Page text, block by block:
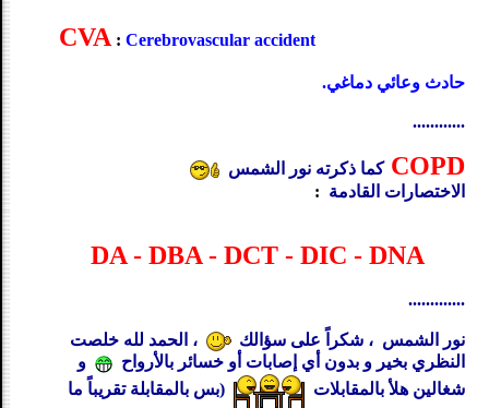
CVA : Cerebrovascular accident
حادث وعائي دماغي.
............
COPD كما ذكرته نور الشمس
الاختصارات القادمة :
DA - DBA - DCT - DIC - DNA
.............
نور الشمس ، شكراً على سؤالك
، الحمد لله خلصت
النظري بخير و بدون أي إصابات أو خسائر بالأرواح
و
شغالين هلأ بالمقابلات
(بس بالمقابلة تقريباً ما